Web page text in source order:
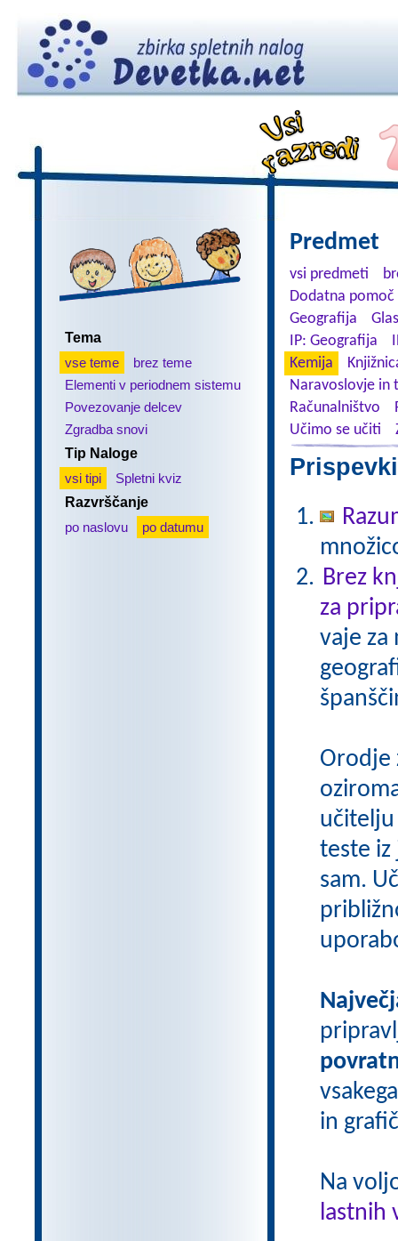
Tema
vse teme
brez teme
Elementi v periodnem sistemu
Povezovanje delcev
Zgradba snovi
Tip Naloge
vsi tipi
Spletni kviz
Razvrščanje
po naslovu
po datumu
Predmet
vsi predmeti
Dodatna
Geografija
IP: Geografija
Kemija
Naravoslovje in
Računalništvo
Učimo se učiti
Brez
za
vaje za
Orodje
učitelju
teste iz
sam.
in
Na
lastnih